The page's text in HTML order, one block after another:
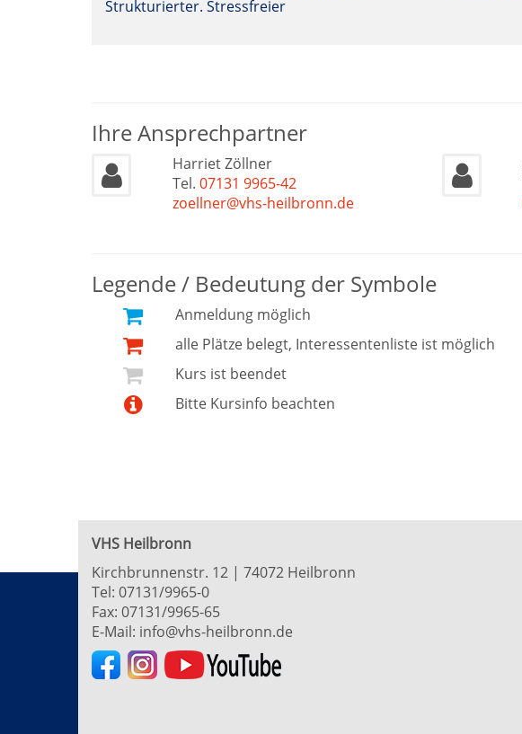
Strukturierter. Stressfreier
Ihre Ansprechpartner
Harriet Zöllner
Tel. 07131 9965-42
zoellner@vhs-heilbronn.de
Legende / Bedeutung der Symbole
Anmeldung möglich
alle Plätze belegt, Interessentenliste ist möglich
Kurs ist beendet
Bitte Kursinfo beachten
VHS Heilbronn
Kirchbrunnenstr. 12 | 74072 Heilbronn
Tel: 07131/9965-0
Fax: 07131/9965-65
E-Mail: info@vhs-heilbronn.de